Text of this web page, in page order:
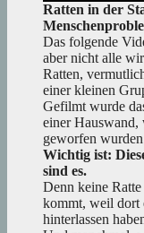
Ratten in der
Das folgende
aber nicht alle
Ratten,
einer kleinen
Gefilmt wurde
einer Hauswand,
geworfen
Wichtig ist:
sind es.
Denn keine
kommt, weil dort
hinterlassen